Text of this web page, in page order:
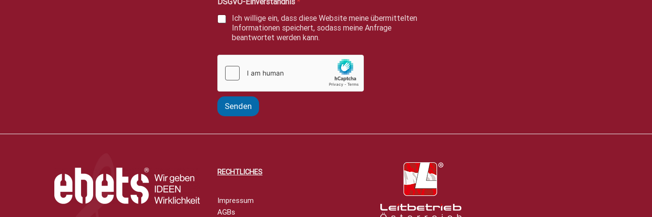
tDSGVO-Einverständnis *
Ich willige ein, dass diese Website meine übermittelten
Informationen speichert, sodass meine Anfrage
beantwortet werden kann.
Senden
RECHTLICHES
Impressum
AGBs